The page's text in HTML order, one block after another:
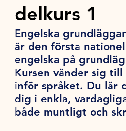
delkurs 1
Engelska
är den första
engelska på
Kursen vänder sig
inför språket. Du lär
dig i enkla,
både muntligt och